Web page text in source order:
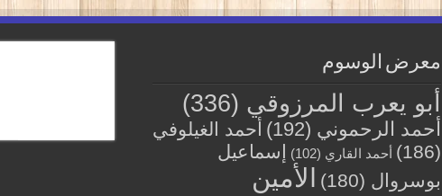
معرض الوسوم
أبو يعرب المرزوقي (336)
أحمد الرحموني (192)
أحمد الغيلوفي
(186)
أحمد القاري (102)
إسماعيل
بوسروال (180)
الأمين